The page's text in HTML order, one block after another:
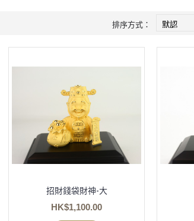
排序方式：
招財錢袋財神-大
HK$1,100.00